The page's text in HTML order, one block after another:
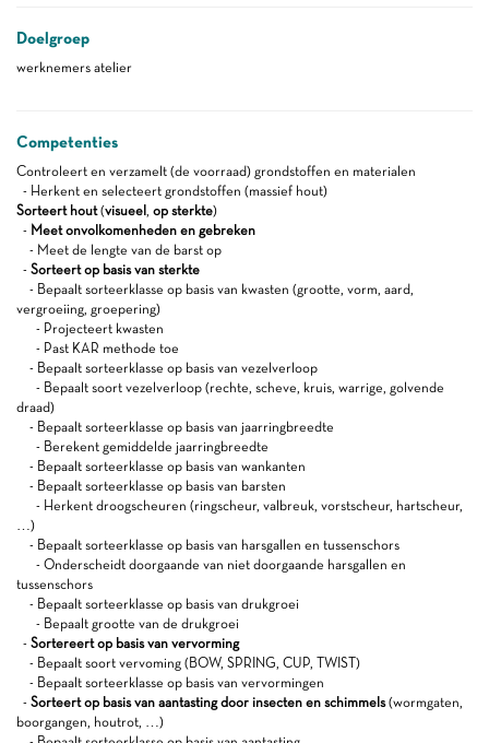
Doelgroep
werknemers atelier
Competenties
Controleert en verzamelt (de voorraad) grondstoffen en materialen
- Herkent en selecteert grondstoffen (massief hout)
Sorteert hout(visueel , op sterkte)
- Meet onvolkomenheden en gebreken
- Meet de lengte van de barst op
- Sorteert op basis van sterkte
- Bepaalt sorteerklasse op basis van kwasten (grootte, vorm, aard,
vergroeiing, groepering)
- Projecteert kwasten
- Past KAR methode toe
- Bepaalt sorteerklasse op basis van vezelverloop
- Bepaalt soort vezelverloop (rechte, scheve, kruis, warrige, golvende
draad)
- Bepaalt sorteerklasse op basis van jaarringbreedte
- Berekent gemiddelde jaarringbreedte
- Bepaalt sorteerklasse op basis van wankanten
- Bepaalt sorteerklasse op basis van barsten
- Herkent droogscheuren (ringscheur, valbreuk, vorstscheur, hartscheur,
…)
- Bepaalt sorteerklasse op basis van harsgallen en tussenschors
- Onderscheidt doorgaande van niet doorgaande harsgallen en
tussenschors
- Bepaalt sorteerklasse op basis van drukgroei
- Bepaalt grootte van de drukgroei
- Sortereert op basis van vervorming
- Bepaalt soort vervoming (BOW, SPRING, CUP, TWIST)
- Bepaalt sorteerklasse op basis van vervormingen
- Sorteert op basis van aantasting door insecten en schimmels(wormgaten,
boorgangen, houtrot, …)